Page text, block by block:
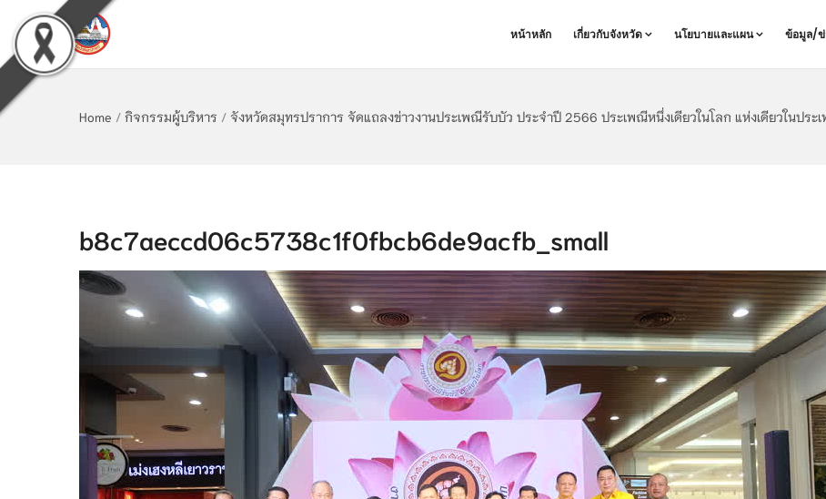
หน้าหลัก เกี่ยวกับจังหวัด นโยบายและแผน ข้อมูล/ข่
Home / กิจกรรมผู้บริหาร / จังหวัดสมุทรปราการ จัดแถลงข่าวงานประเพณีรับบัว ประจำปี 2566 ประเพณีหนึ่งเดียวในโลก แห่งเดียวในประเ
b8c7aeccd06c5738c1f0fbcb6de9acfb_small